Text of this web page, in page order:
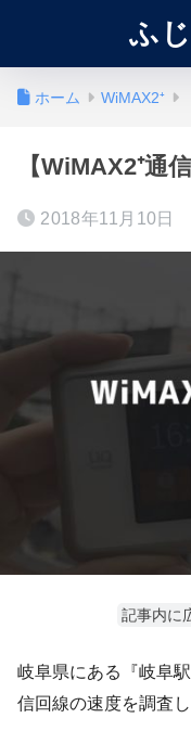
ふ
ホーム WiMAX2⁺
【WiMAX2⁺通
2018年11月10日
記事内に
岐阜県にある『岐阜
信回線の速度を調査し